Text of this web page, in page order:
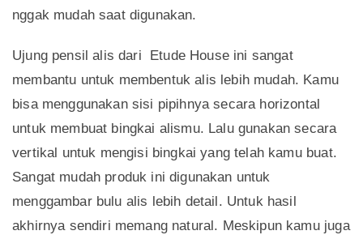
nggak mudah saat digunakan.
Ujung pensil alis dari Etude House ini sangat
membantu untuk membentuk alis lebih mudah. Kamu
bisa menggunakan sisi pipihnya secara horizontal
untuk membuat bingkai alismu. Lalu gunakan secara
vertikal untuk mengisi bingkai yang telah kamu buat.
Sangat mudah produk ini digunakan untuk
menggambar bulu alis lebih detail. Untuk hasil
akhirnya sendiri memang natural. Meskipun kamu juga